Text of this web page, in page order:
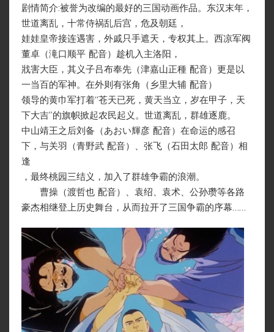
剧情简介:被誉为改编的最好的三国动画作品。东汉末年，
世道离乱，十常侍祸乱后宫，危及朝廷，
娃娃皇帝接连遇害，外戚只手遮天，专权其上。西凉军阀
董卓（滝口顺平 配音）趁机入主洛阳，
戕害大臣，其义子吕布奉先（津嘉山正種 配音）更是以
一当百的军神。在外则有张角（乡里大辅 配音）
领导的黄巾军打着“苍天已死，黄天当立，岁在甲子，天
下大吉”的旗帜掀起农民起义。世道离乱，群雄逐鹿。
中山靖王之后刘备（あおい輝彦 配音）在命运的感召
下，与关羽（青野武 配音）、张飞（石田太郎 配音）相
逢
，最终桃园三结义，加入了群雄争霸的浪潮。
曹操（渡哲也 配音）、袁绍、袁术、公孙瓒等各路
豪杰相继登上历史舞台，从而拉开了三国争霸的序幕……